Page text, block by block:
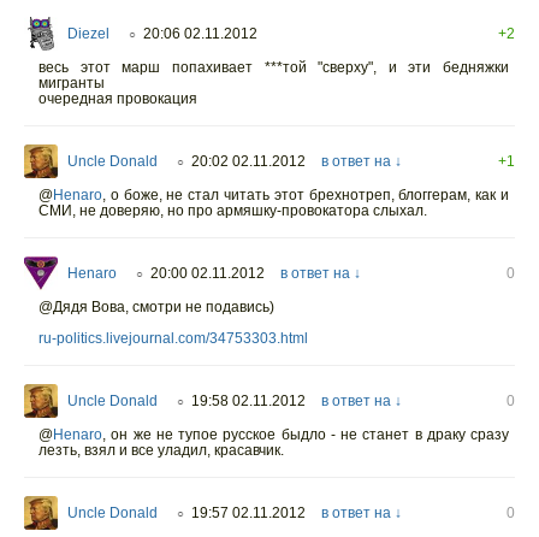
Diezel ○ 20:06 02.11.2012
+2
весь этот марш попахивает ***той "сверху", и эти бедняжки
мигранты
очередная провокация
Uncle Donald ○ 20:02 02.11.2012 в ответ на ↓
+1
@Henaro, о боже, не стал читать этот брехнотреп, блоггерам, как и
СМИ, не доверяю, но про армяшку-провокатора слыхал.
Henaro ○ 20:00 02.11.2012 в ответ на ↓
0
@Дядя Вова, смотри не подавись)
ru-politics.livejournal.com/34753303.html
Uncle Donald ○ 19:58 02.11.2012 в ответ на ↓
0
@Henaro,он же не тупое русское быдло - не станет в драку сразу
лезть, взял и все уладил, красавчик.
Uncle Donald ○ 19:57 02.11.2012 в ответ на ↓
0